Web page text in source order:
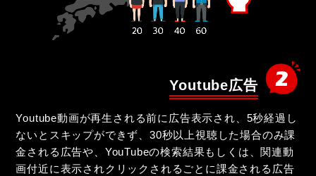
Youtube広告
Youtube動画が再生される前に広告表示され、5秒経過し
ないとスキップができず、30秒以上視聴した場合のみ課
金される広告や、YouTubeの検索結果もしくは、関連動
画付近に表示されクリックされるごとに課金される広告